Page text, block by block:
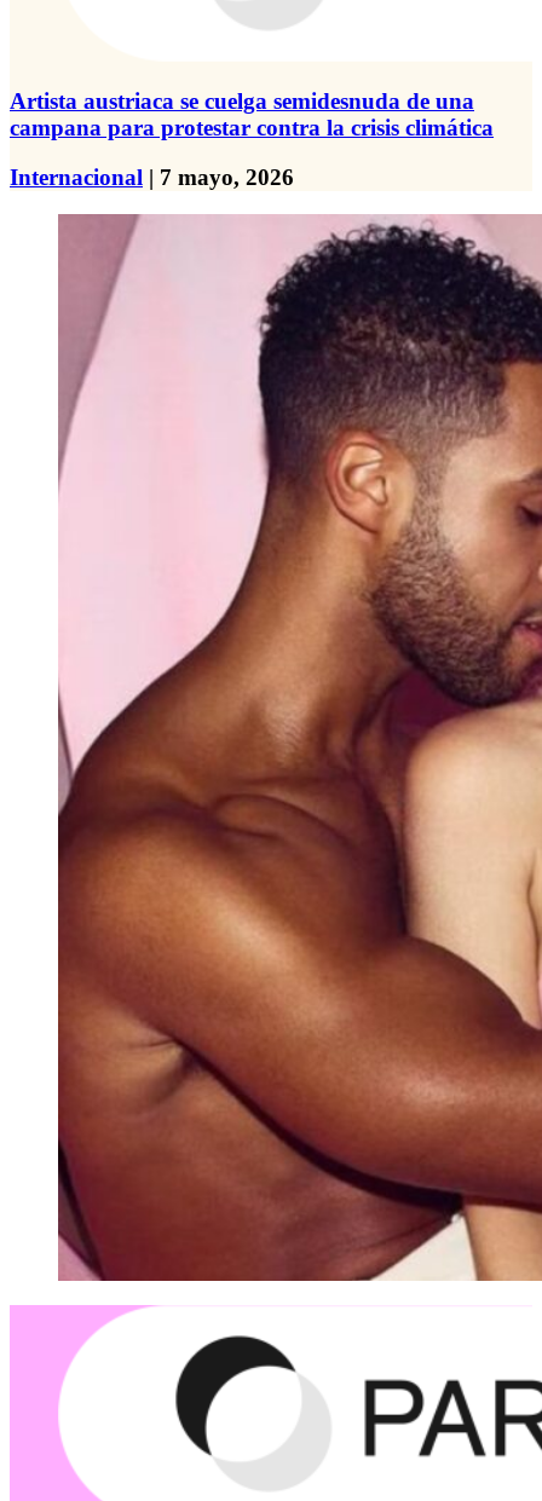
Artista austriaca se cuelga semidesnuda de una
campana para protestar contra la crisis climática
Internacional | 7 mayo, 2026